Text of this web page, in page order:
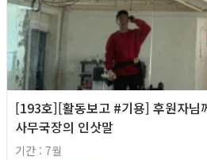
[193호][활동보고 #기용] 후원자님
사무국장의 인삿말
기간 : 7월